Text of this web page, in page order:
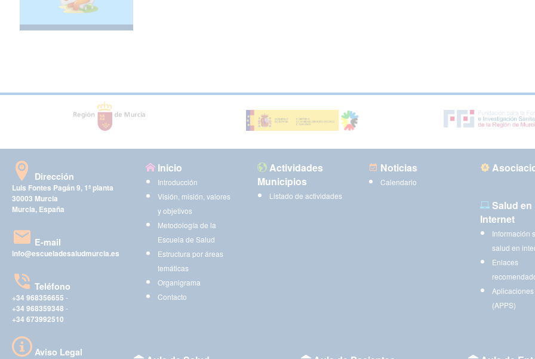
Dirección
Luis Fontes Pagán 9, 1ª planta
30003 Murcia
Murcia, España
E-mail
info@escueladesaludmurcia.es
Teléfono
+34 968356655 -
+34 968359348 -
+34 673992510
Aviso Legal
Inicio
Introducción
Visión, misión, valores
y objetivos
Metodología de la
Escuela de Salud
Estructura por áreas
temáticas
Organigrama
Contacto
Actividades
Municipios
Listado de actividades
Noticias
Calendario
Salud en
Internet
Información
salud en
Enlaces
(APPS)